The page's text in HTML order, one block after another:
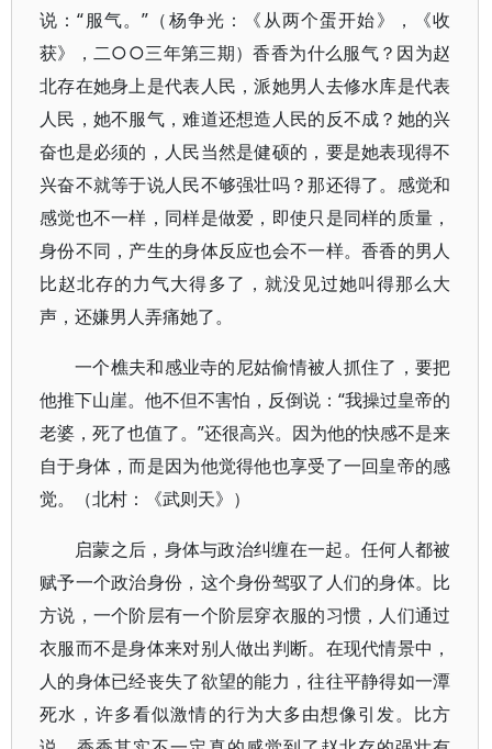
说：“服气。”（杨争光：《从两个蛋开始》，《收
获》，二○○三年第三期）香香为什么服气？因为赵
北存在她身上是代表人民，派她男人去修水库是代表
人民，她不服气，难道还想造人民的反不成？她的兴
奋也是必须的，人民当然是健硕的，要是她表现得不
兴奋不就等于说人民不够强壮吗？那还得了。感觉和
感觉也不一样，同样是做爱，即使只是同样的质量，
身份不同，产生的身体反应也会不一样。香香的男人
比赵北存的力气大得多了，就没见过她叫得那么大
声，还嫌男人弄痛她了。
一个樵夫和感业寺的尼姑偷情被人抓住了，要把
他推下山崖。他不但不害怕，反倒说：“我操过皇帝的
老婆，死了也值了。”还很高兴。因为他的快感不是来
自于身体，而是因为他觉得他也享受了一回皇帝的感
觉。（北村：《武则天》）
启蒙之后，身体与政治纠缠在一起。任何人都被
赋予一个政治身份，这个身份驾驭了人们的身体。比
方说，一个阶层有一个阶层穿衣服的习惯，人们通过
衣服而不是身体来对别人做出判断。在现代情景中，
人的身体已经丧失了欲望的能力，往往平静得如一潭
死水，许多看似激情的行为大多由想像引发。比方